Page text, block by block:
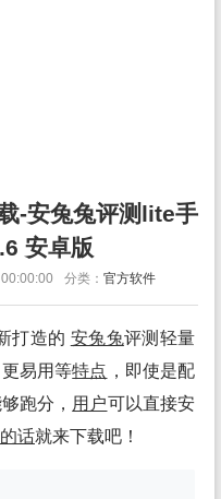
-安兔兔评测lite手
安卓版
分类： 官方软件
打造的 安兔兔评测轻量
易用等特点 ，即使是配
跑分， 用户可以直接安
话就来下载吧！